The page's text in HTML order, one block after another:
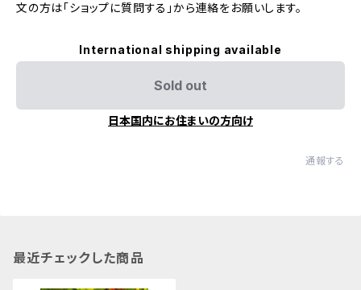
文の方は「ショップに質問する」から連絡をお願いします。
International shipping available
Sold out
日本国内にお住まいの方向け
通報する
最近チェックした商品